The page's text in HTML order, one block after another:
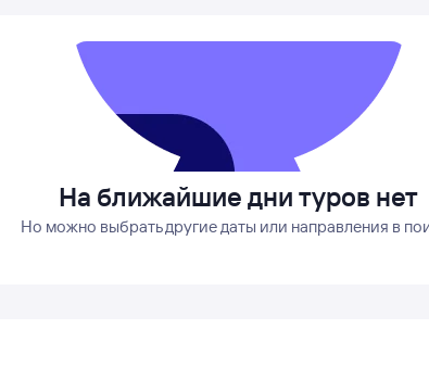
На ближайшие дни туров нет
Но можно выбрать другие даты или направления в